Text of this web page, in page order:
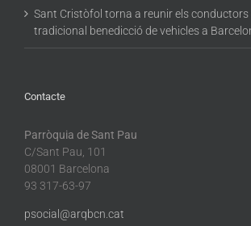
Sant Cristòfol torna a reunir els conductors
tradicional benedicció de vehicles a
Contacte
Parròquia de Sant Pau
C/Sant Pau, 101
08001 Barcelona
93 317-63-97
psocial@arqbcn.cat